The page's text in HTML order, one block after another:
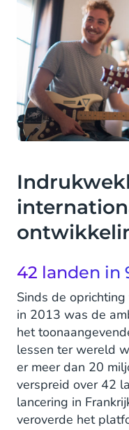
42 landen in
Sinds de
in 2013 was de
het
lessen ter wereld
er meer dan 20
verspreid over 42
lancering in
veroverde het